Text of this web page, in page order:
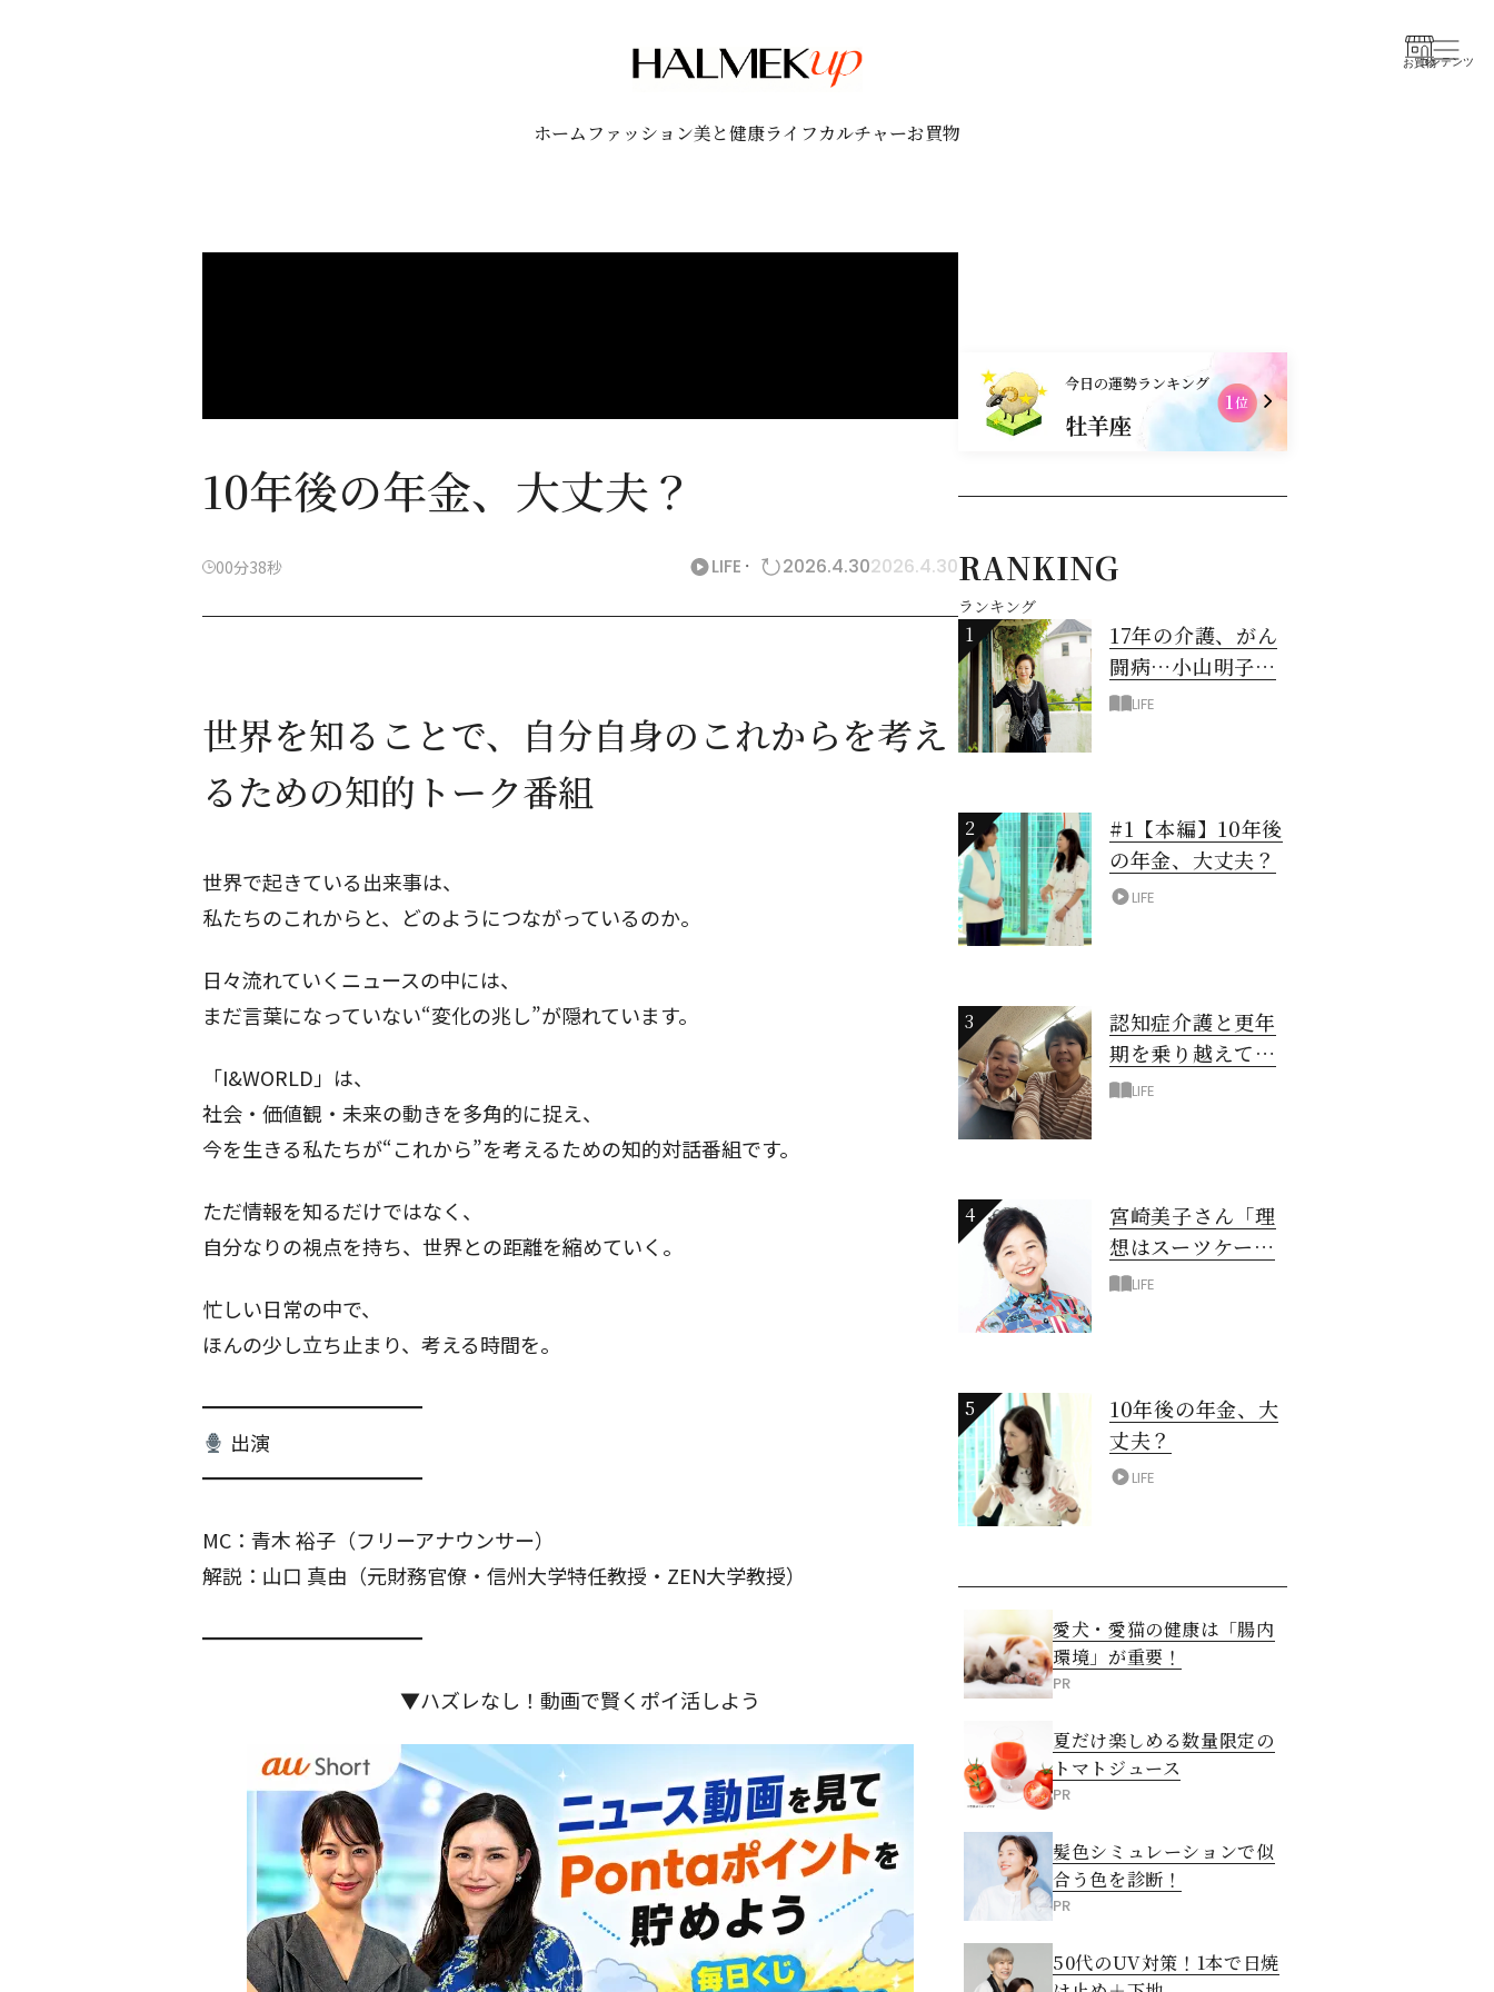
お買物コンテンツ
ホーム ファッション美と健康ライフカルチャーお買物
10年後の年金、大丈夫？
00分38秒 LIFE 2026.4.302026.4.30
世界を知ることで、自分自身のこれからを考え
るための知的トーク番組
世界で起きている出来事は、
私たちのこれからと、どのようにつながっているのか。
日々流れていくニュースの中には、
まだ言葉になっていない“変化の兆し”が隠れています。
「I&WORLD」は、
社会・価値観・未来の動きを多角的に捉え、
今を生きる私たちが“これから”を考えるための知的対話番組です。
ただ情報を知るだけではなく、
自分なりの視点を持ち、世界との距離を縮めていく。
忙しい日常の中で、
ほんの少し立ち止まり、考える時間を。
━━━━━━━━━━━
出演
━━━━━━━━━━━
MC：青木 裕子（フリーアナウンサー）
解説：山口 真由（元財務官僚・信州大学特任教授・ZEN大学教授）
━━━━━━━━━━━
▼ハズレなし！動画で賢くポイ活しよう
今日の運勢ランキング
牡羊座
乙女座
1
2位
RANKING
ランキング
1
17年の介護、がん
闘病…小山明子さ
ん「今満たされて
LIFE
2
#1【本編】10年後
の年金、大丈夫？
LIFE
3
認知症介護と更年
期を乗り越えて！
6年の「通い介
LIFE
4
宮崎美子さん「理
想はスーツケース
一つでどこへでも
LIFE
5
10年後の年金、大
丈夫？
LIFE
愛犬・愛猫の健康は「腸内
環境」が重要！
PR
夏だけ楽しめる数量限定の
トマトジュース
PR
髪色シミュレーションで似
合う色を診断！
PR
50代のUV対策！1本で日焼